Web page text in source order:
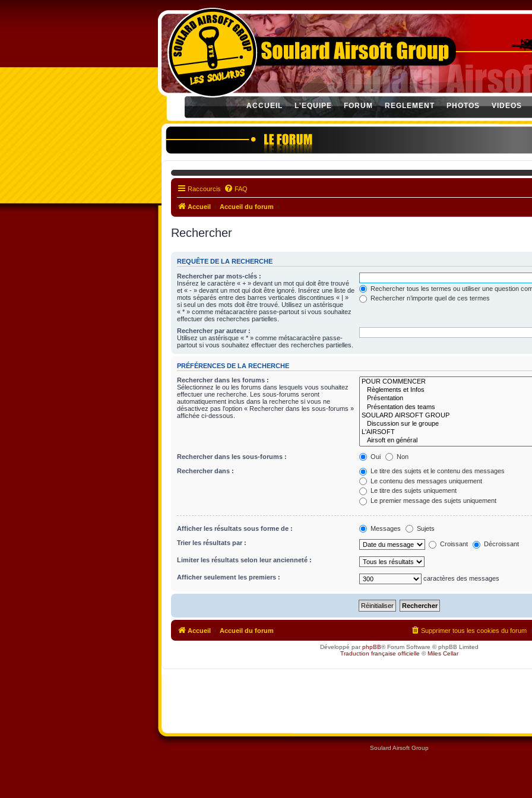
ACCUEIL L'EQUIPE FORUM REGLEMENT PHOTOS VIDEOS
Raccourcis FAQ
Accueil Accueil du forum
Rechercher
REQUÊTE DE LA RECHERCHE
Rechercher par mots-clés :
Insérez le caractère « + » devant un mot qui doit être trouvé
et « - » devant un mot qui doit être ignoré. Insérez une liste de
mots séparés entre des barres verticales discontinues « | »
si seul un des mots doit être trouvé. Utilisez un astérisque
« * » comme métacaractère passe-partout si vous souhaitez
effectuer des recherches partielles.
Rechercher tous les termes ou utiliser une question
Rechercher n’importe quel de ces termes
Rechercher par auteur :
Utilisez un astérisque « * » comme métacaractère passe-
partout si vous souhaitez effectuer des recherches partielles.
PRÉFÉRENCES DE LA RECHERCHE
Rechercher dans les forums :
Sélectionnez le ou les forums dans lesquels vous souhaitez
effectuer une recherche. Les sous-forums seront
automatiquement inclus dans la recherche si vous ne
désactivez pas l’option « Rechercher dans les sous-forums »
affichée ci-dessous.
Rechercher dans les sous-forums : Oui Non
Rechercher dans :
Le titre des sujets et le contenu des messages
Le contenu des messages uniquement
Le titre des sujets uniquement
Le premier message des sujets uniquement
Afficher les résultats sous forme de : Messages Sujets
Trier les résultats par : Croissant Décroissant
Limiter les résultats selon leur ancienneté :
Afficher seulement les premiers : caractères des messages
Accueil Accueil du forum Supprimer tous les cookies du forum
Développé parphpBB® Forum Software © phpBB Limited
Traduction française officielle ©Miles Cellar
Soulard Airsoft Group